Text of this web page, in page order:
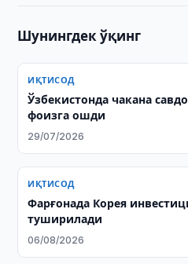
Шунингдек ўқинг
ИҚТИСОД
Ўзбекистонда чакана
фоизга ошди
29/07/2026
ИҚТИСОД
Фарғонада Корея
туширилади
06/08/2026